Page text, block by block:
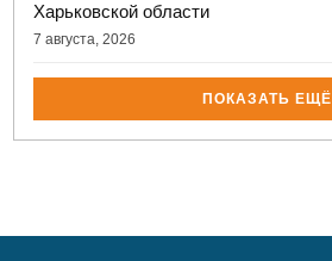
Харьковской области
7 августа, 2026
ПОКАЗАТЬ ЕЩЁ